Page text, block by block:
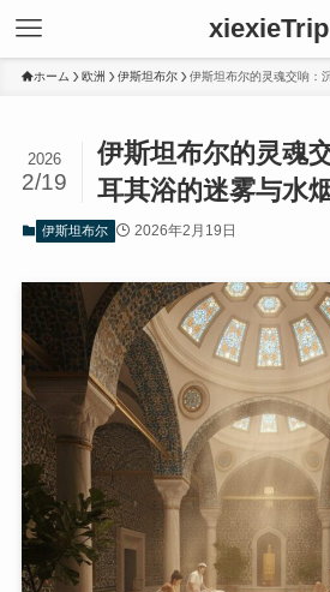
xiexieTrip
ホーム 欧洲 伊斯坦布尔 伊斯坦布尔的灵魂交响：
伊斯坦布尔的灵魂
耳其浴的迷雾与水
2026
2/19
伊斯坦布尔 2026年2月19日